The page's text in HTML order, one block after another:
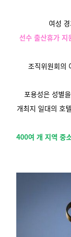
여성
선수 출산휴가 지
조직위원회의
포용성은 성별
개최지 일대의 호
400여 개 지역 중